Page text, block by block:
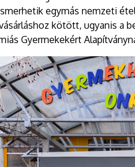
egymás nemzeti
kötött, ugyanis a
Gyermekekért